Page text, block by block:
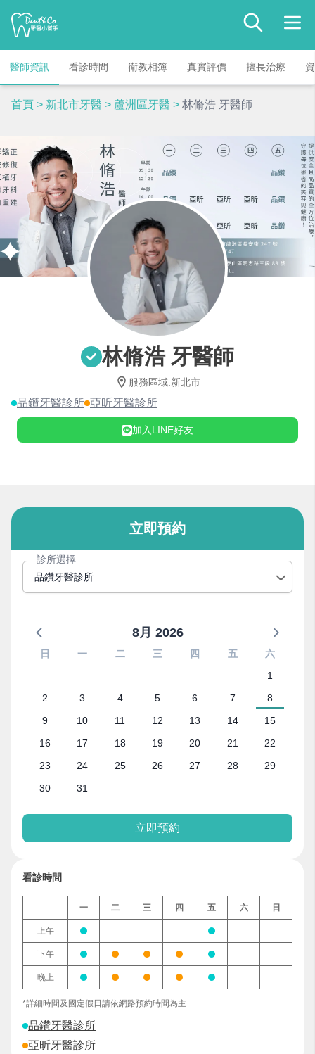
醫師資訊 看診時間 衛教相簿 真實評價 擅長治療
首頁 > 新北市牙醫 > 蘆洲區牙醫 > 林脩浩 牙醫師
加入LINE好友
林脩浩 牙醫師
服務區域:新北市
品鑽牙醫診所 亞昕牙醫診所
看診時間
一 二 三 四 五 六 日
上午
下午
晚上
*詳細時間及國定假日請依網路預約時間為主
品鑽牙醫診所
亞昕牙醫診所
立即預約
診所選擇
品鑽牙醫診所
8月 2026
日 一 二 三 四 五
六
1
2
3 4 5 6 7
8
9
10 11 12 13 14
15
16
17 18 19 20 21
22
23
24 25 26 27 28
29
30
31
立即預約